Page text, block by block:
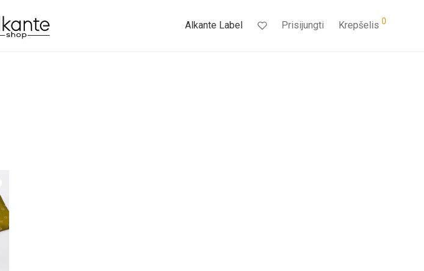
Alkante Label Prisijungti Krepšelis 0